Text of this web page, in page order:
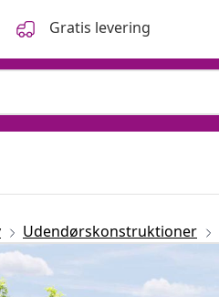
Gratis levering
Udendørskonstruktioner